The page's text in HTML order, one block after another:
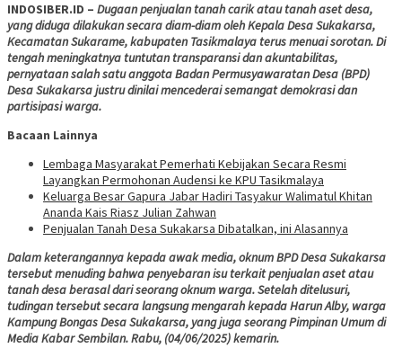
INDOSIBER.ID – Dugaan penjualan tanah carik atau tanah aset desa,
yang diduga dilakukan secara diam-diam oleh Kepala Desa Sukakarsa,
Kecamatan Sukarame, kabupaten Tasikmalaya terus menuai sorotan. Di
tengah meningkatnya tuntutan transparansi dan akuntabilitas,
pernyataan salah satu anggota Badan Permusyawaratan Desa (BPD)
Desa Sukakarsa justru dinilai mencederai semangat demokrasi dan
partisipasi warga.
Bacaan Lainnya
Lembaga Masyarakat Pemerhati Kebijakan Secara Resmi
Layangkan Permohonan Audensi ke KPU Tasikmalaya
Keluarga Besar Gapura Jabar Hadiri Tasyakur Walimatul Khitan
Ananda Kais Riasz Julian Zahwan
Penjualan Tanah Desa Sukakarsa Dibatalkan, ini Alasannya
Dalam keterangannya kepada awak media, oknum BPD Desa Sukakarsa
tersebut menuding bahwa penyebaran isu terkait penjualan aset atau
tanah desa berasal dari seorang oknum warga. Setelah ditelusuri,
tudingan tersebut secara langsung mengarah kepada Harun Alby, warga
Kampung Bongas Desa Sukakarsa, yang juga seorang Pimpinan Umum di
Media Kabar Sembilan. Rabu, (04/06/2025) kemarin.